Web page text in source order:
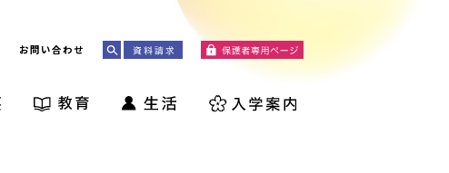
お問い合わせ